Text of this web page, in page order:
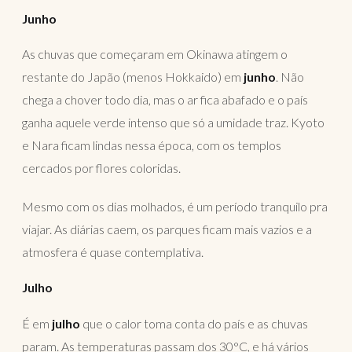
Junho
As chuvas que começaram em Okinawa atingem o
restante do Japão (menos Hokkaido) em junho. Não
chega a chover todo dia, mas o ar fica abafado e o país
ganha aquele verde intenso que só a umidade traz. Kyoto
e Nara ficam lindas nessa época, com os templos
cercados por flores coloridas.
Mesmo com os dias molhados, é um período tranquilo pra
viajar. As diárias caem, os parques ficam mais vazios e a
atmosfera é quase contemplativa.
Julho
É em julho que o calor toma conta do país e as chuvas
param. As temperaturas passam dos 30°C, e há vários